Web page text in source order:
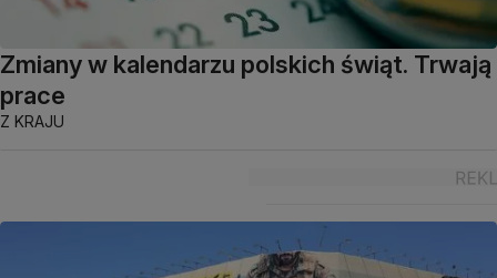
Zmiany w kalendarzu polskich świąt. Trwają
prace
Z KRAJU